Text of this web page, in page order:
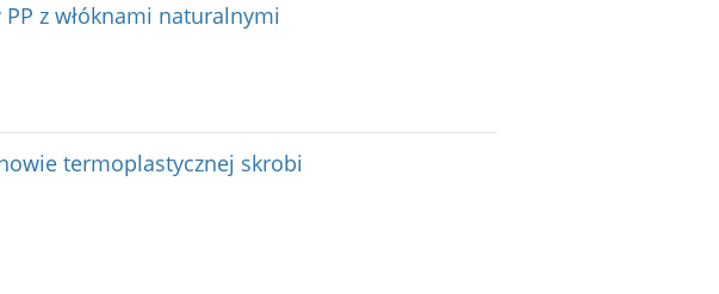
z włóknami naturalnymi
termoplastycznej skrobi